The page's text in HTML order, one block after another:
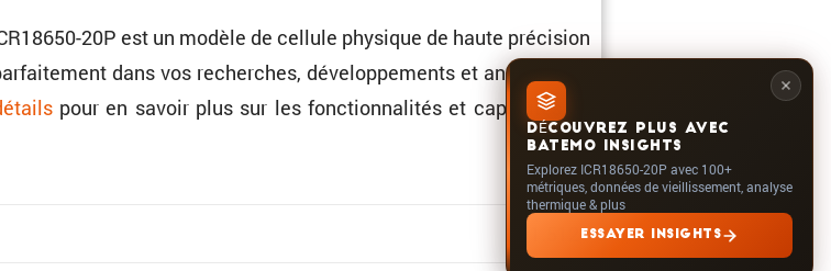
DÉCOUVREZ PLUS AVEC
BATEMO INSIGHTS
Explorez ICR18650-20P avec 100+
métriques, données de vieillissement, analyse
thermique & plus
ESSAYER INSIGHTS
20P est un modèle de cellule physique de haute préci­sion
dans vos recherches, dévelop­pe­ments et analyses de
pour en savoir plus sur les fonction­na­lités et capacités du